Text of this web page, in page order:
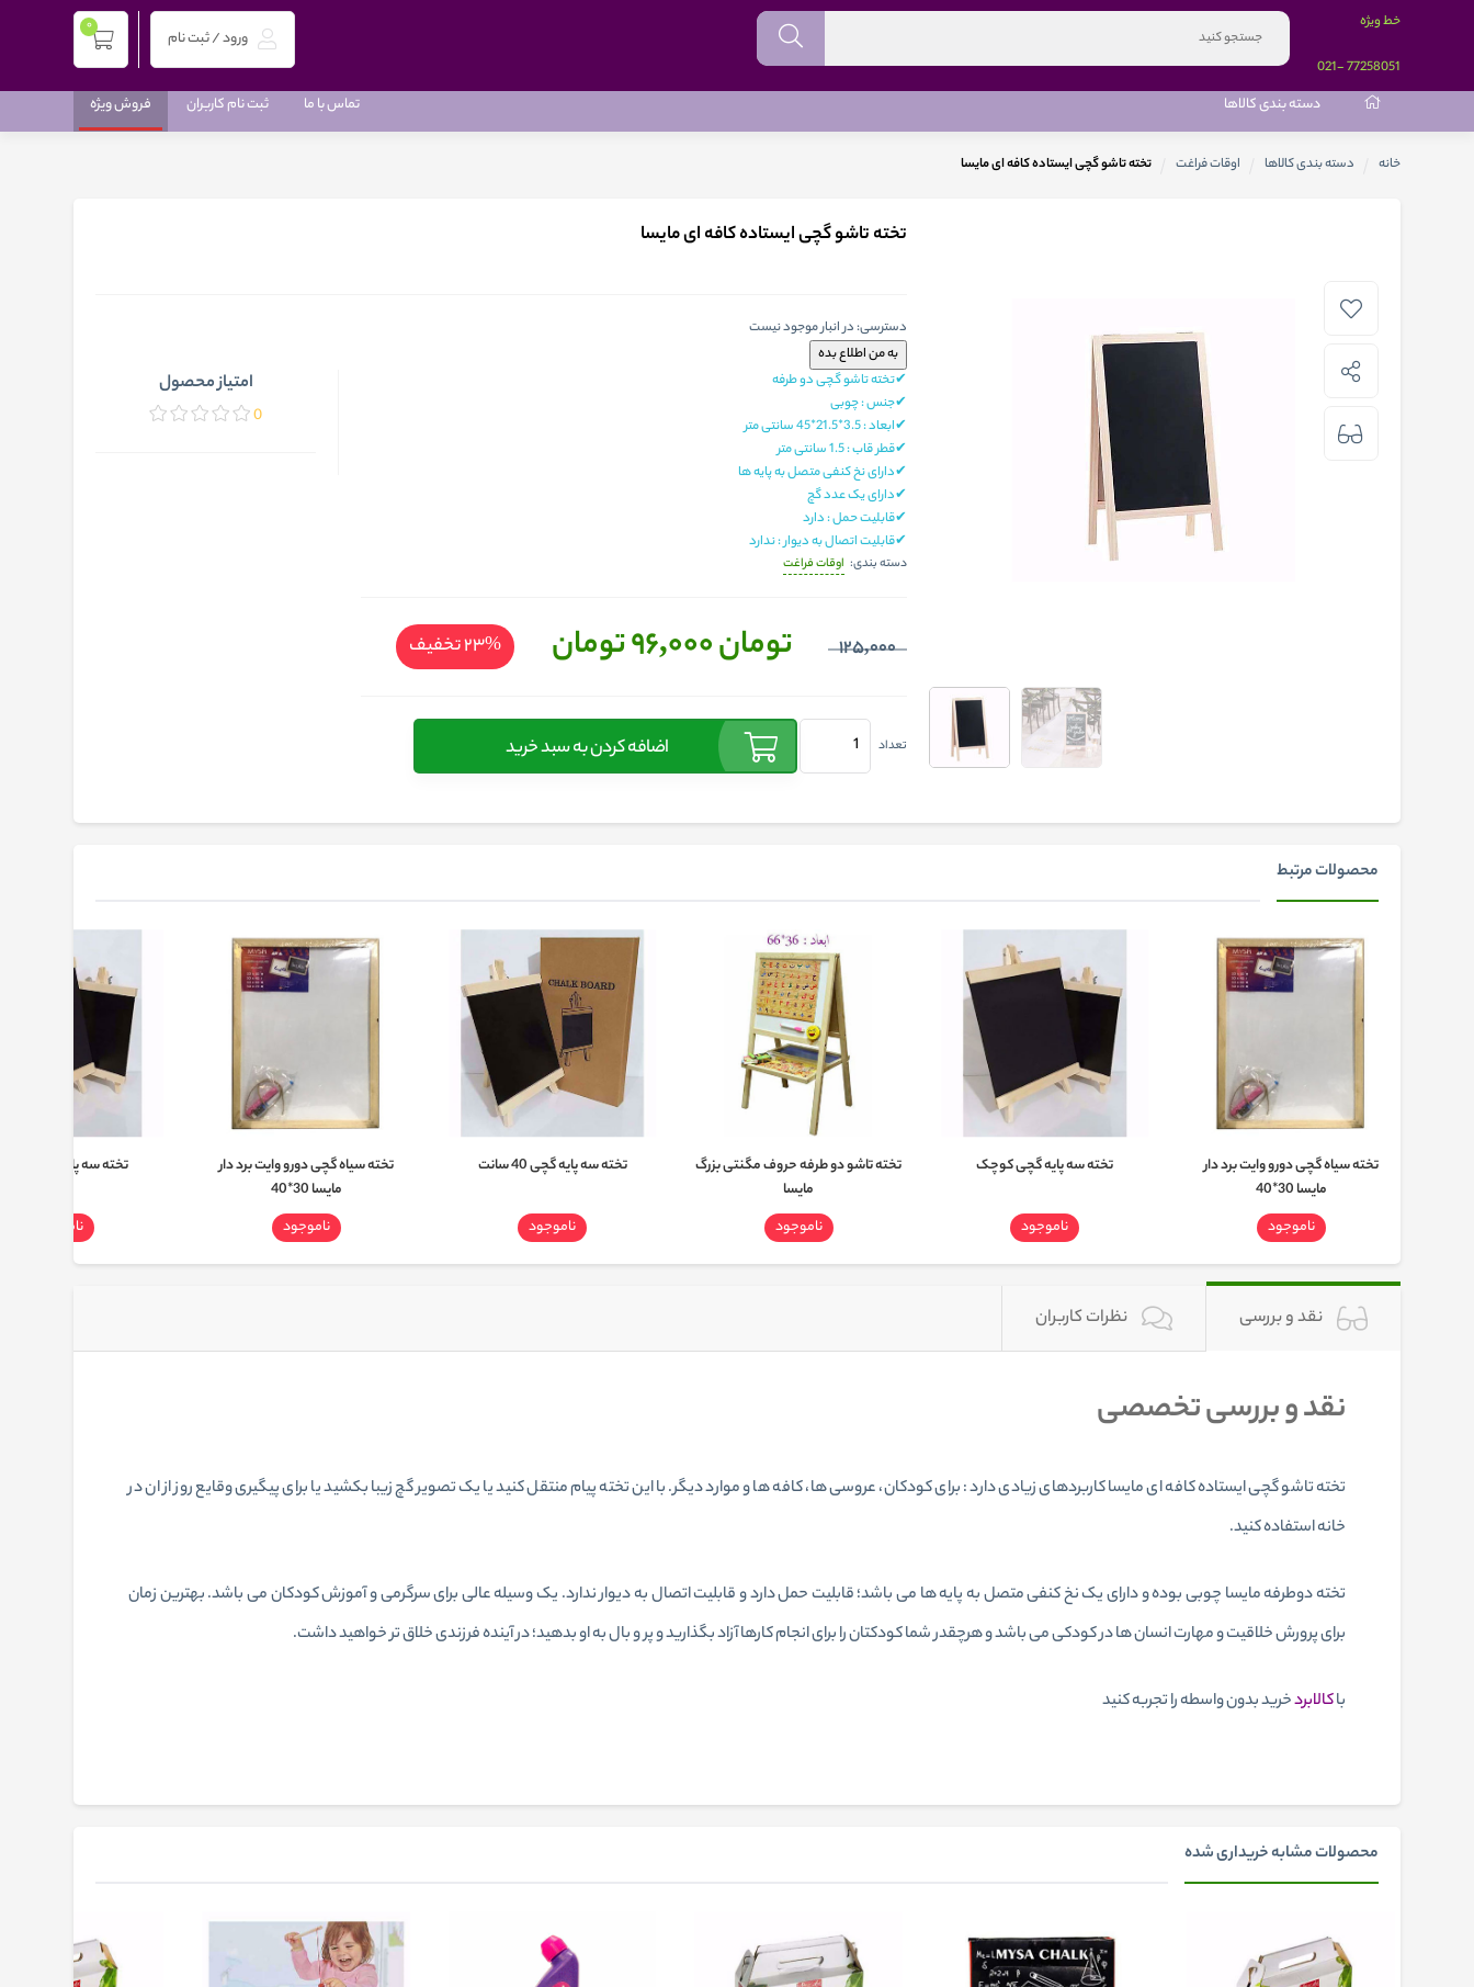
خط ویژه
77258051
-021
ورود / ثبت نام
0
دسته بندی کالاها تماس با ما ثبت نام کاربران فروش ویژه
خانه دسته بندی کالاها اوقات فراغت تخته تاشو گچی ایستاده کافه ای مایسا
تخته تاشو گچی ایستاده کافه ای مایسا
دسترسی: در انبار موجود نیست
✔تخته تاشو گچی دو طرفه
✔جنس : چوبی
✔ابعاد : 3.5*21.5*45 سانتی متر
✔قطر قاب : 1.5 سانتی متر
✔دارای نخ کنفی متصل به پایه ها
✔دارای یک عدد گچ
✔قابلیت حمل : دارد
✔قابلیت اتصال به دیوار : ندارد
دسته بندی: اوقات فراغت
125,000 تومان 96,000 تومان %23 تخفیف
تعداد اضافه کردن به سبد خرید
امتیاز محصول
0
محصولات مرتبط
تخته سیاه گچی دورو وایت برد دار
مایسا 30*40
ناموجود
تخته سه پایه گچی کوچک
ناموجود
تخته تاشو دو طرفه حروف مگنتی بزرگ
مایسا
ناموجود
تخته سه پایه گچی 40 سانت
ناموجود
تخته سیاه گچی دورو وایت برد دار
مایسا 30*40
ناموجود
تخته سه پایه گچی
ناموجود
نقد و بررسی نظرات کاربران
نقد و بررسی تخصصی
تختهتاشو گچی ایستاده کافه ای مایسا کاربردهای زیادی دارد : برای کودکان، عروسی ها، کافه ها و موارد دیگر. با این تخته پیام منتقل کنید یا یک تصویر گچ زیبا بکشید یا برای پیگیری وقایع روز از ان در
خانه استفاده کنید.
تخته دوطرفه مایسا چوبی بوده و دارای یک نخ کنفی متصل به پایه ها می باشد؛ قابلیت حمل دارد و قابلیت اتصال به دیوار ندارد. یک وسیله عالی برای سرگرمی و آموزش کودکان می باشد. بهترین زمان
برای پرورش خلاقیت و مهارت انسان ها در کودکی می باشد و هرچقدر شما کودکتان را برای انجام کارها آزاد بگذارید و پر و بال به او بدهید؛ در آینده فرزندی خلاق تر خواهید داشت.
باکالابردخرید بدون واسطه را تجربه کنید
محصولات مشابه خریداری شده